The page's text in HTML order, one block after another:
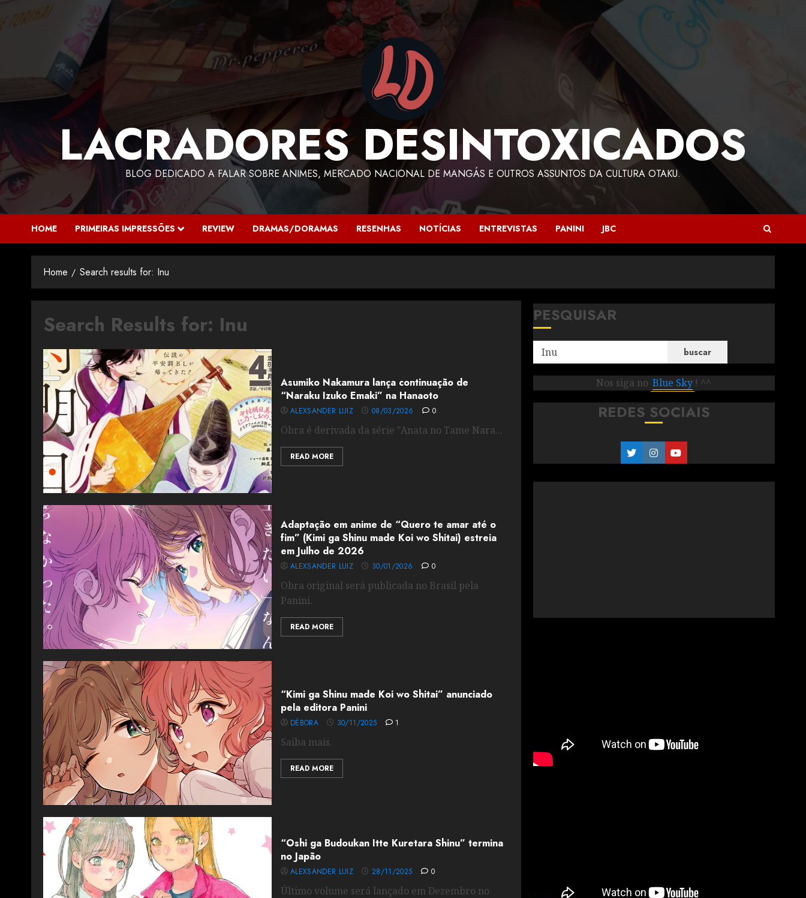
LACRADORES DESINTOXICADOS
BLOG DEDICADO A FALAR SOBRE ANIMES, MERCADO NACIONAL DE MANGÁS E OUTROS ASSUNTOS DA CULTURA OTAKU.
HOME PRIMEIRAS IMPRESSÕES REVIEW DRAMAS/DORAMAS RESENHAS NOTÍCIAS ENTREVISTAS PANINI JBC
Home Search results for: Inu
Search Results for: Inu
Asumiko Nakamura lança continuação de
“Naraku Izuko Emaki” na Hanaoto
ALEXSANDER LUIZ 08/03/2026 0
Obra é derivada da série "Anata no Tame Nara...
READ MORE
Adaptação em anime de “Quero te amar até o
fim” (Kimi ga Shinu made Koi wo Shitai) estreia
em Julho de 2026
ALEXSANDER LUIZ 30/01/2026 0
Obra original será publicada no Brasil pela
Panini.
READ MORE
“Kimi ga Shinu made Koi wo Shitai” anunciado
pela editora Panini
DÉBORA 30/11/2025 1
Saiba mais.
READ MORE
“Oshi ga Budoukan Itte Kuretara Shinu” termina
no Japão
ALEXSANDER LUIZ 28/11/2025 0
Último volume será lançado em Dezembro no
PESQUISAR
buscar
Nos siga no Blue Sky ! ^^
REDES SOCIAIS